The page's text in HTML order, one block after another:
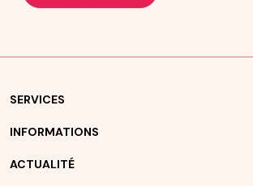
SERVICES
INFORMATIONS
ACTUALITÉ